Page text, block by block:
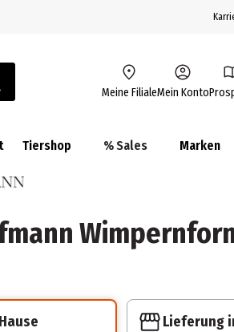
Meine FilialeMein Konto
Tiershop % Sales Marken
Lieferung